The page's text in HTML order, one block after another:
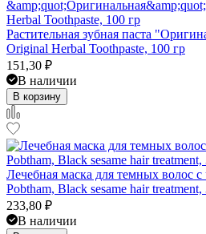
Растительная зубная паста
Original Herbal Toothpaste, 100 гр
151,30 ₽
В наличии
В корзину
Лечебная маска для темных волос
Pobtham, Black sesame hair
233,80 ₽
В наличии